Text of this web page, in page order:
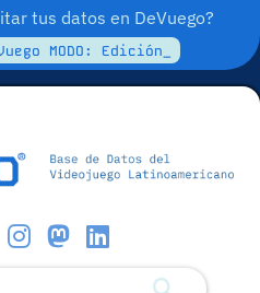
tus datos en DeVuego?
MODO: Edición_